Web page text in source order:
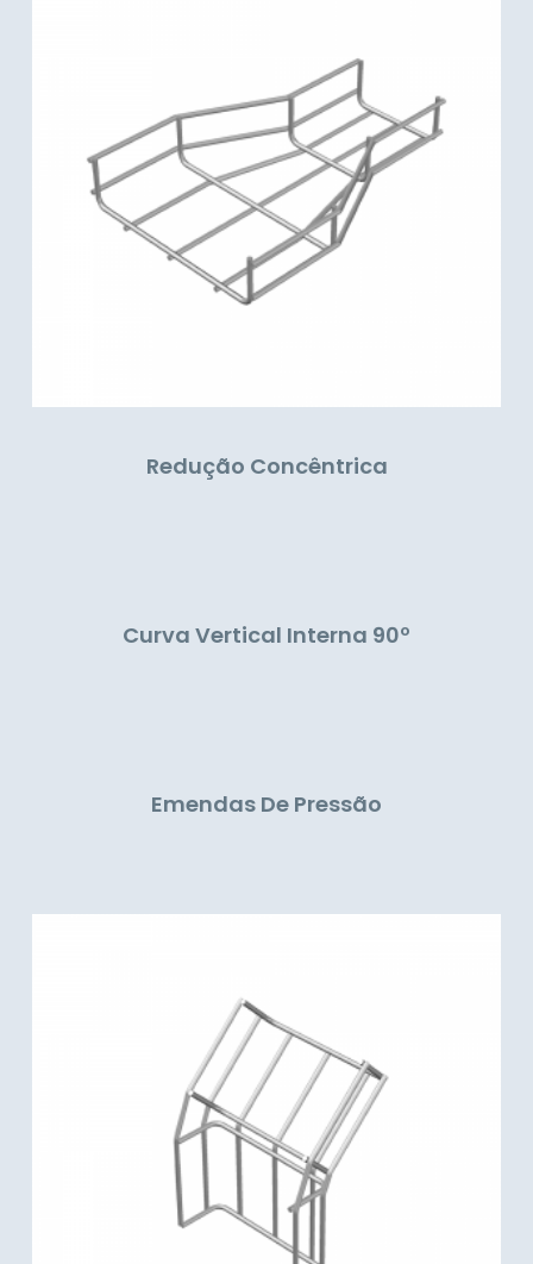
Redução Concêntrica
Curva Vertical Interna 90º
Emendas De Pressão